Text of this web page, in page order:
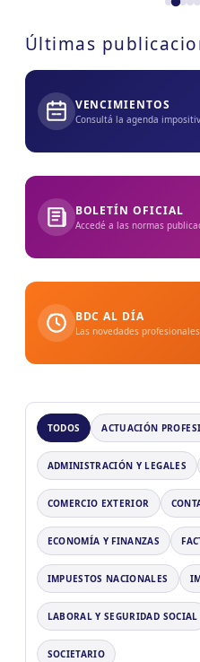
Últimas
VENCIMIENTOS
Consultá la agenda
BOLETÍN OFICIAL
Accedé a las normas
BDC AL DÍA
Las novedades
TODOS ACTUACIÓN
ADMINISTRACIÓN Y LEGALES
COMERCIO EXTERIOR
ECONOMÍA Y FINANZAS
IMPUESTOS NACIONALES
LABORAL Y SEGURIDAD SOCIAL
SOCIETARIO